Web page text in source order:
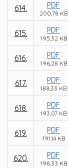
614. PDF
200,78 KB
615. PDF
195,32 KB
616. PDF
196,28 KB
617. PDF
188,33 KB
618. PDF
193,07 KB
619. PDF
191,14 KB
620. PDF
198,33 KB